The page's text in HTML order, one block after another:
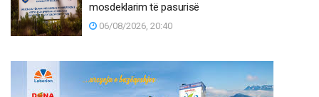
mosdeklarim të pasurisë
06/08/2026, 20:40